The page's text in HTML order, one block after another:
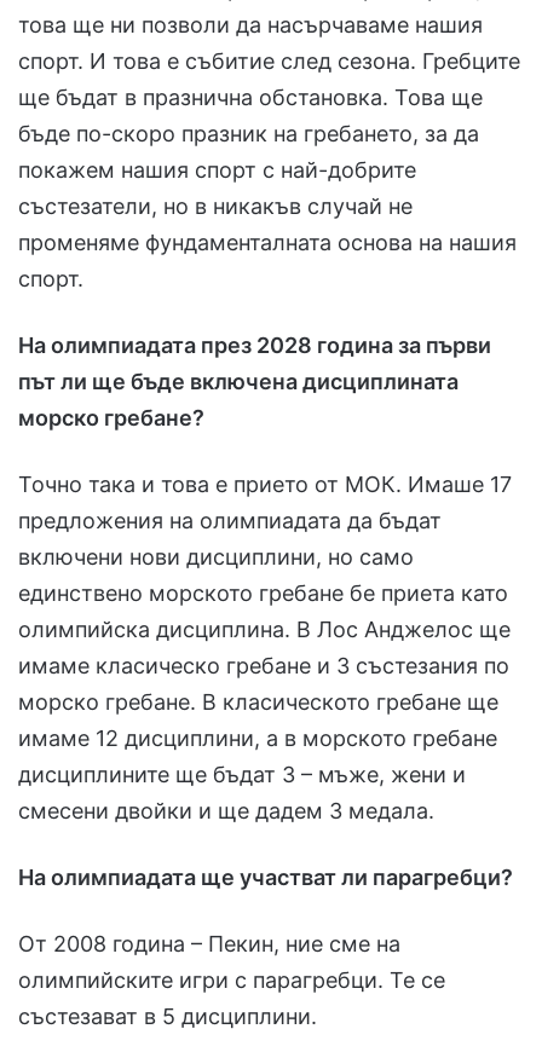
това ще ни позволи да насърчаваме нашия
спорт. И това е събитие след сезона. Гребците
ще бъдат в празнична обстановка. Това ще
бъде по-скоро празник на гребането, за да
покажем нашия спорт с най-добрите
състезатели, но в никакъв случай не
променяме фундаменталната основа на нашия
спорт.
На олимпиадата през 2028 година за първи
път ли ще бъде включена дисциплината
морско гребане?
Точно така и това е прието от МОК. Имаше 17
предложения на олимпиадата да бъдат
включени нови дисциплини, но само
единствено морското гребане бе приета като
олимпийска дисциплина. В Лос Анджелос ще
имаме класическо гребане и 3 състезания по
морско гребане. В класическото гребане ще
имаме 12 дисциплини, а в морското гребане
дисциплините ще бъдат 3 – мъже, жени и
смесени двойки и ще дадем 3 медала.
На олимпиадата ще участват ли парагребци?
От 2008 година – Пекин, ние сме на
олимпийските игри с парагребци. Те се
състезават в 5 дисциплини.